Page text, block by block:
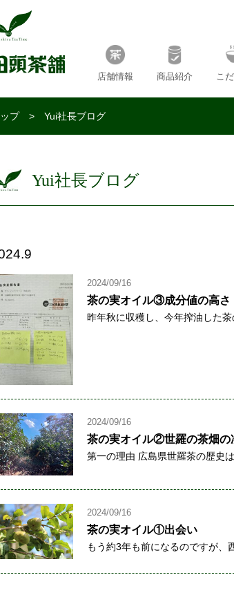
店舗情報 商品紹介 こ
ップ> Yui社長ブログ
Yui社長ブログ
2024/09/16
茶の実オイル③成分値の高さ
昨年秋に収穫し、今年搾油した
2024/09/16
茶の実オイル②世羅の茶畑の
第一の理由 広島県世羅茶の歴史
2024/09/16
茶の実オイル①出会い
もう約3年も前になるのですが、